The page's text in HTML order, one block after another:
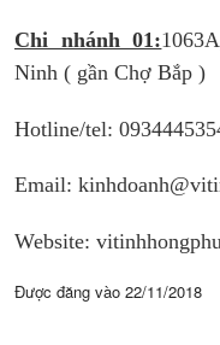
Chi nhánh 01:
Ninh ( gần Chợ Bắp )
Hotline/tel:
Email:
Website:
Được đăng vào 22/11/2018